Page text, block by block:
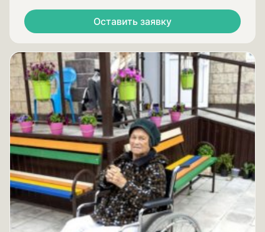
Оставить заявку